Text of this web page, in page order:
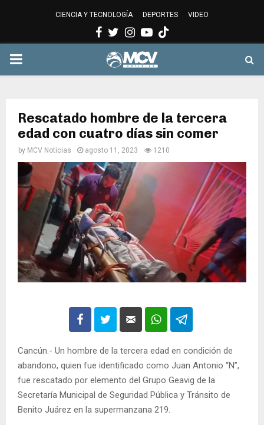
CIENCIA Y TECNOLOGÍA DEPORTES VIDEO
Facebook
Twitter
Instagram
Youtube
PRIMARY
Rescatado hombre de la tercera
edad con cuatro días sin comer
by MCV Noticias agosto 11, 2023 1210
Cancún.- Un hombre de la tercera edad en condición de
abandono, quien fue identificado como Juan Antonio “N”,
fue rescatado por elemento del Grupo Geavig de la
Secretaría Municipal de Seguridad Pública y Tránsito de
Benito Juárez en la supermanzana 219.